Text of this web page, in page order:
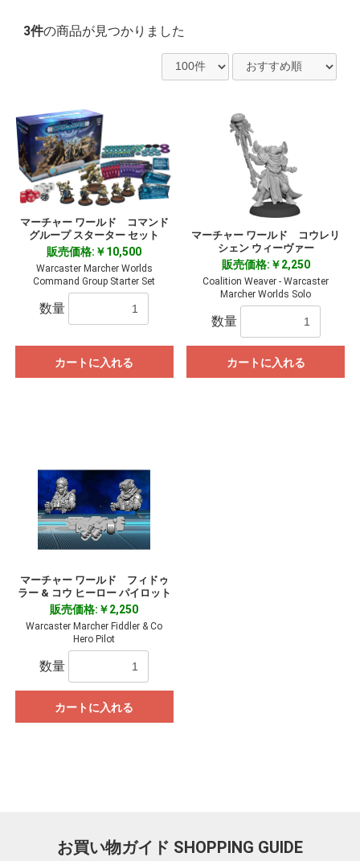
3件の商品が見つかりました
マーチャー ワールド コマンド
グループ スターター セット
販売価格:￥10,500
Warcaster Marcher Worlds
Command Group Starter Set
数量
カートに入れる
マーチャー ワールド コウレリ
シェン ウィーヴァー
販売価格:￥2,250
Coalition Weaver - Warcaster
Marcher Worlds Solo
数量
カートに入れる
マーチャー ワールド フィドゥ
ラー & コウ ヒーロー パイロット
販売価格:￥2,250
Warcaster Marcher Fiddler & Co
Hero Pilot
数量
カートに入れる
お買い物ガイド SHOPPING GUIDE